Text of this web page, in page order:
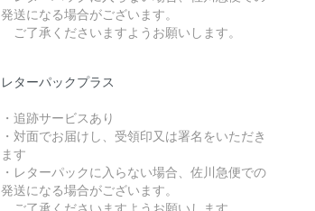
発送になる場合がございます。
ご了承くださいますようお願いします。
レターパックプラス
・追跡サービスあり
・対面でお届けし、受領印又は署名をいただき
ます
・レターパックに入らない場合、佐川急便での
発送になる場合がございます。
ご了承くださいますようお願いします。